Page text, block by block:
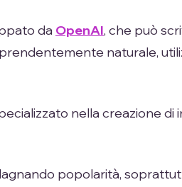
da OpenAI, che può
naturale,
nella creazione di
popolarità,